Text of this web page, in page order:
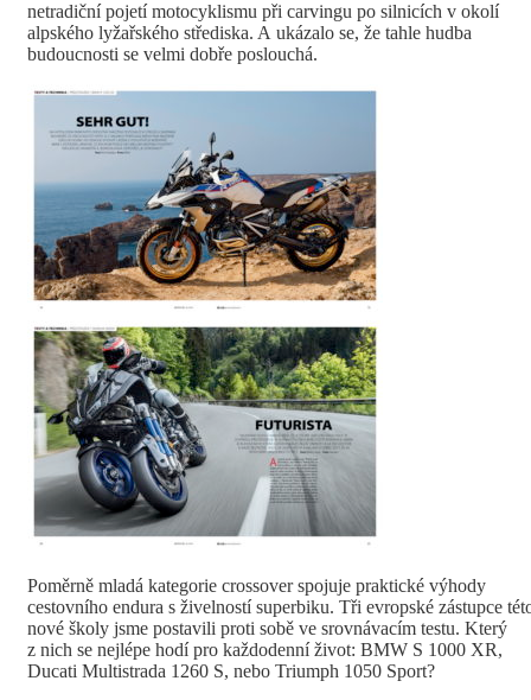
netradiční pojetí motocyklismu při carvingu po silnicích v okolí
alpského lyžařského střediska. A ukázalo se, že tahle hudba
budoucnosti se velmi dobře poslouchá.
Poměrně mladá kategorie crossover spojuje praktické výhody
cestovního endura s živelností superbiku. Tři evropské zástupce
nové školy jsme postavili proti sobě ve srovnávacím testu. Který
z nich se nejlépe hodí pro každodenní život: BMW S 1000 XR,
Ducati Multistrada 1260 S, nebo Triumph 1050 Sport?